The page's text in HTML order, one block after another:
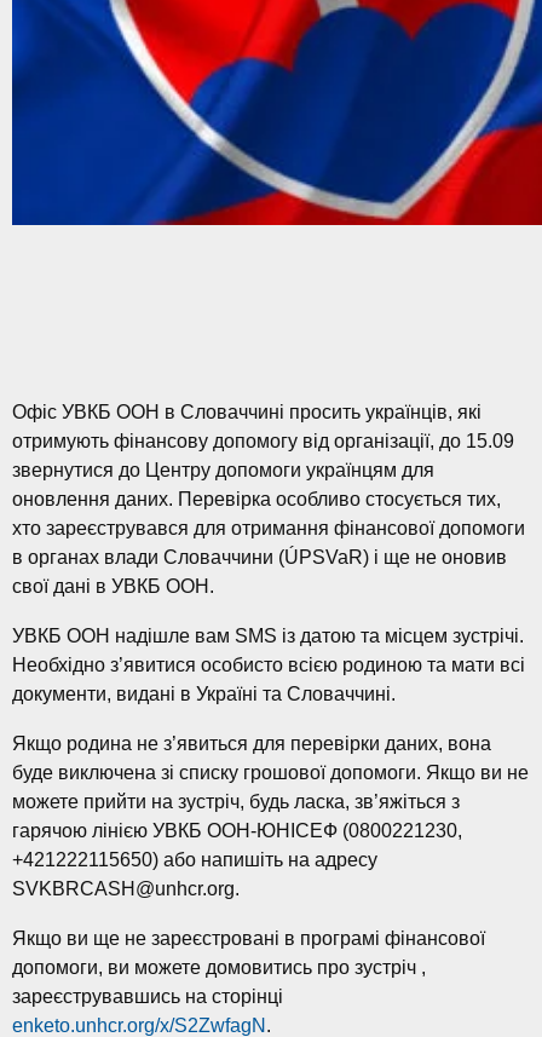
Офіс УВКБ ООН в Словаччині просить українців, які
отримують фінансову допомогу від організації, до 15.09
звернутися до Центру допомоги українцям для
оновлення даних. Перевірка особливо стосується тих,
хто зареєструвався для отримання фінансової допомоги
в органах влади Словаччини (ÚPSVaR) і ще не оновив
свої дані в УВКБ ООН.
УВКБ ООН надішле вам SMS із датою та місцем зустрічі.
Необхідно з’явитися особисто всією родиною та мати всі
документи, видані в Україні та Словаччині.
Якщо родина не з’явиться для перевірки даних, вона
буде виключена зі списку грошової допомоги. Якщо ви не
можете прийти на зустріч, будь ласка, зв’яжіться з
гарячою лінією УВКБ ООН-ЮНІСЕФ (0800221230,
+421222115650) або напишіть на адресу
SVKBRCASH@unhcr.org.
Якщо ви ще не зареєстровані в програмі фінансової
допомоги, ви можете домовитись про зустріч ,
зареєструвавшись на сторінці
enketo.unhcr.org/x/S2ZwfagN .